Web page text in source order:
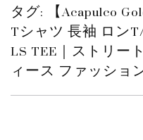
タグ: 【Acapulco
Tシャツ 長袖 ロン
LS TEE｜ストリー
ィース ファッショ